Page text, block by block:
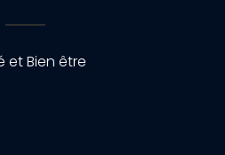
et Bien être